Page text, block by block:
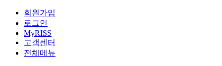
회원가입
로그인
MyRISS
고객센터
전체메뉴